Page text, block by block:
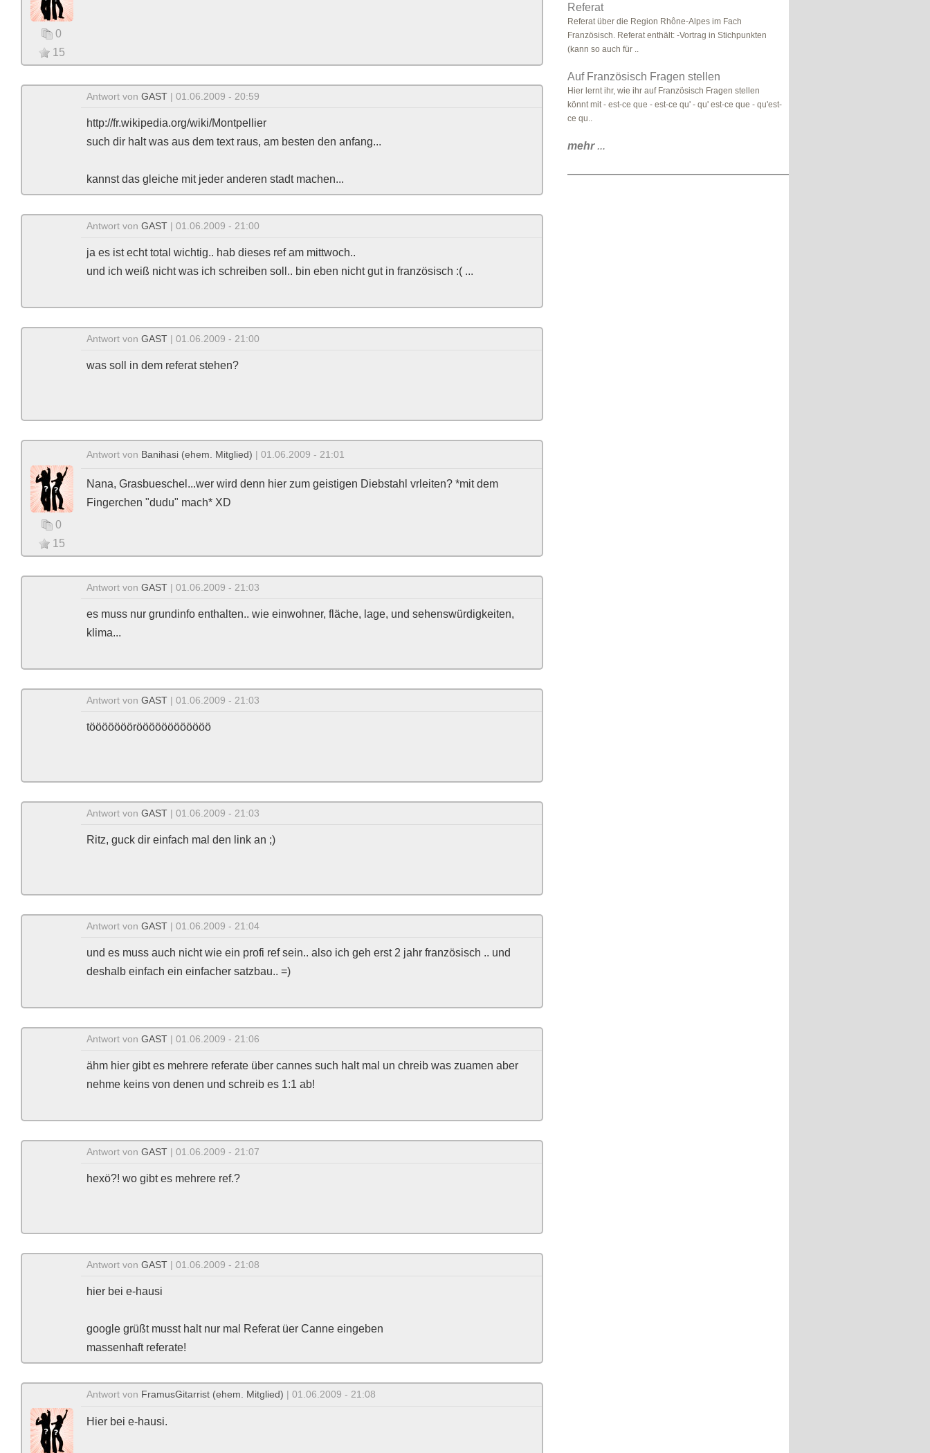
0
15
Antwort von GAST | 01.06.2009 - 20:59
http://fr.wikipedia.org/wiki/Montpellier
such dir halt was aus dem text raus, am besten den anfang...
kannst das gleiche mit jeder anderen stadt machen...
Antwort von GAST | 01.06.2009 - 21:00
ja es ist echt total wichtig.. hab dieses ref am mittwoch..
und ich weiß nicht was ich schreiben soll.. bin eben nicht gut in französisch :( ...
Antwort von GAST | 01.06.2009 - 21:00
was soll in dem referat stehen?
0
15
Antwort von Banihasi (ehem. Mitglied) | 01.06.2009 - 21:01
Nana, Grasbueschel...wer wird denn hier zum geistigen Diebstahl vrleiten? *mit dem
Fingerchen "dudu" mach* XD
Antwort von GAST | 01.06.2009 - 21:03
es muss nur grundinfo enthalten.. wie einwohner, fläche, lage, und sehenswürdigkeiten,
klima...
Antwort von GAST | 01.06.2009 - 21:03
töööööööröööööööööööö
Antwort von GAST | 01.06.2009 - 21:03
Ritz, guck dir einfach mal den link an ;)
Antwort von GAST | 01.06.2009 - 21:04
und es muss auch nicht wie ein profi ref sein.. also ich geh erst 2 jahr französisch .. und
deshalb einfach ein einfacher satzbau.. =)
Antwort von GAST | 01.06.2009 - 21:06
ähm hier gibt es mehrere referate über cannes such halt mal un chreib was zuamen aber
nehme keins von denen und schreib es 1:1 ab!
Antwort von GAST | 01.06.2009 - 21:07
hexö?! wo gibt es mehrere ref.?
Antwort von GAST | 01.06.2009 - 21:08
hier bei e-hausi
google grüßt musst halt nur mal Referat üer Canne eingeben
massenhaft referate!
Antwort von FramusGitarrist (ehem. Mitglied) | 01.06.2009 - 21:08
Hier bei e-hausi.
Referat
Referat über die Region Rhône-Alpes im Fach
Französisch. Referat enthält: -Vortrag in Stichpunkten
(kann so auch für ..
Auf Französisch Fragen stellen
Hier lernt ihr, wie ihr auf Französisch Fragen stellen
könnt mit - est-ce que - est-ce qu' - qu' est-ce que - qu'est-
ce qu..
mehr...